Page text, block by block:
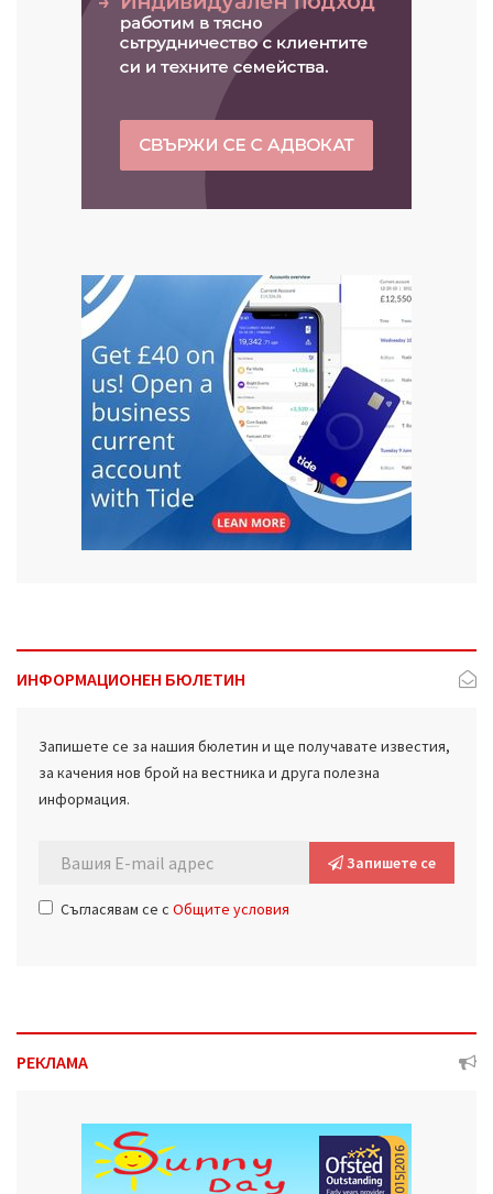
ИНФОРМАЦИОНЕН БЮЛЕТИН
Запишете се за нашия бюлетин и ще получавате известия,
за качения нов брой на вестника и друга полезна
информация.
Запишете се
Съгласявам се с Общите условия
РЕКЛАМА